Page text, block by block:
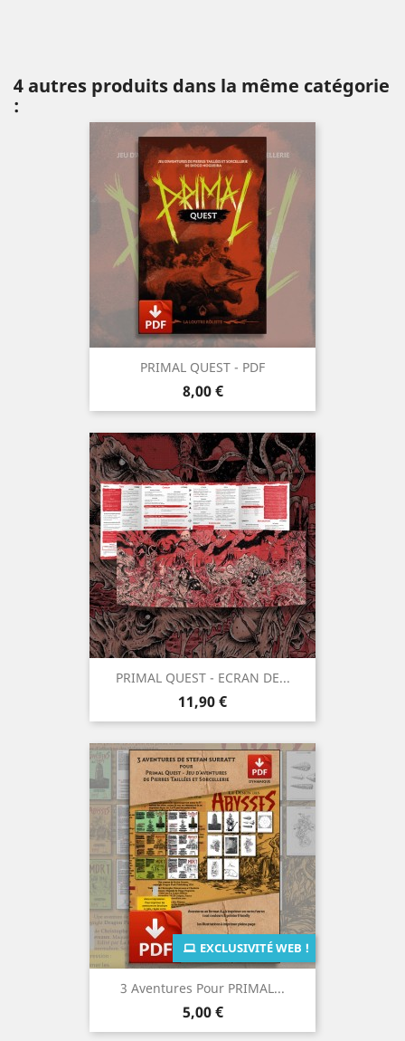
4 autres produits dans la même catégorie
:
PRIMAL QUEST - PDF
Prix
8,00 €
PRIMAL QUEST - ECRAN DE...
Prix
11,90 €
3 Aventures Pour PRIMAL...
Prix
5,00 €
EXCLUSIVITÉ WEB !